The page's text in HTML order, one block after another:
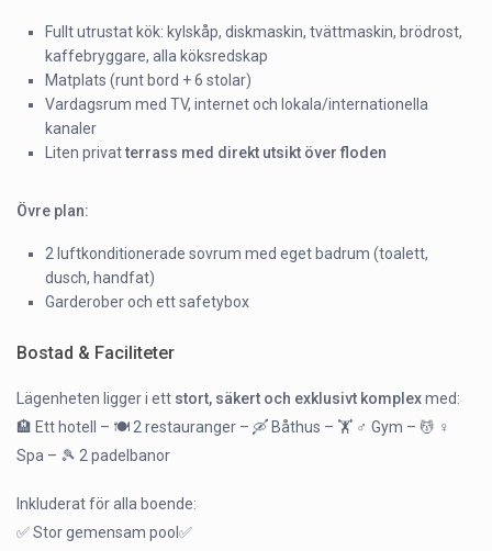
Fullt utrustat kök: kylskåp, diskmaskin, tvättmaskin, brödrost,
kaffebryggare, alla köksredskap
Matplats (runt bord + 6 stolar)
Vardagsrum med TV, internet och lokala/internationella
kanaler
Liten privatterrass med direkt utsikt över floden
Övre plan:
2 luftkonditionerade sovrum med eget badrum (toalett,
dusch, handfat)
Garderober och ett safetybox
Bostad & Faciliteter
Lägenheten ligger i ett stort, säkert och exklusivt komplexmed:
🏨 Ett hotell – 🍽️ 2 restauranger – 🛶 Båthus – 🏋️ ♂️ Gym – 💆 ♀️
Spa – 🎾 2 padelbanor
Inkluderat för alla boende:
✅ Stor gemensam pool✅